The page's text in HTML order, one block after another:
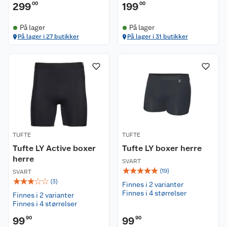
29900
På lager
På lager i 27 butikker
19900
På lager
På lager i 31 butikker
TUFTE
Tufte LY Active boxer
herre
SVART
☆☆☆☆☆ (3)
Finnes i 2 varianter
Finnes i 4 størrelser
9990
TUFTE
Tufte LY boxer herre
SVART
☆☆☆☆☆ (19)
Finnes i 2 varianter
Finnes i 4 størrelser
9990